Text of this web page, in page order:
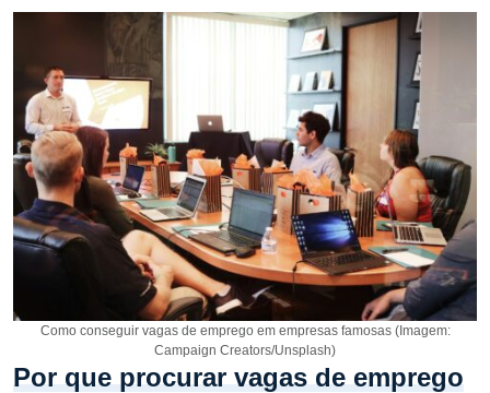
Como conseguir vagas de emprego em empresas famosas (Imagem:
Campaign Creators/Unsplash)
Por que procurar vagas de emprego